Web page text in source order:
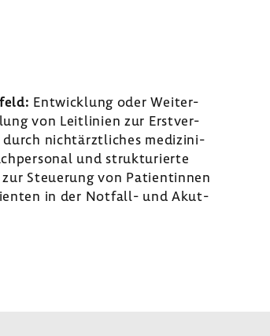
Entwick­lung oder Weiter­
von Leit­li­nien zur Erst­ver­
durch nicht­ärzt­li­ches medi­zi­ni­
und struk­tu­rierte
Steue­rung von Pati­en­tinnen
in der Notfall-​ und Akut­